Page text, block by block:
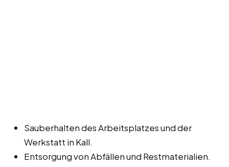
Sauberhalten des Arbeitsplatzes und der
Werkstatt in Kall.
Entsorgung von Abfällen und Restmaterialien.